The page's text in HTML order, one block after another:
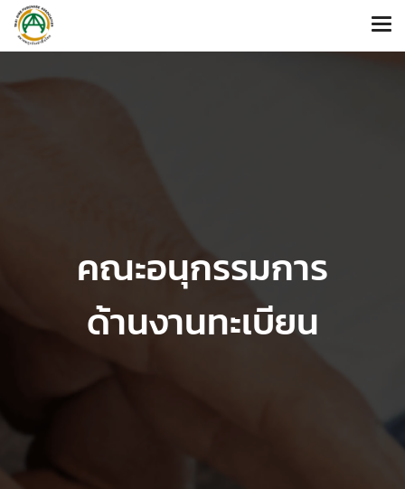
คณะอนุกรรมการ
ด้านงานทะเบียน